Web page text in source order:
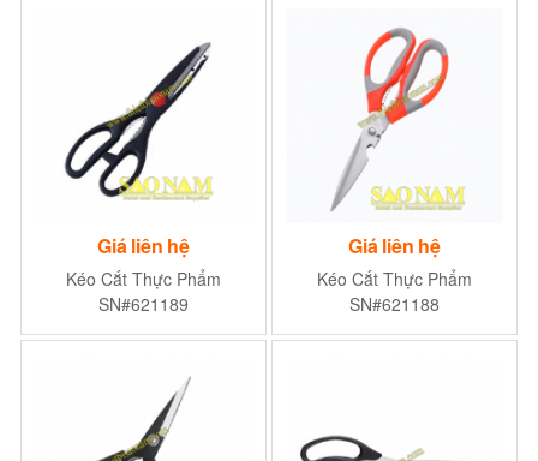
Giá liên hệ
Kéo Cắt Thực Phẩm
SN#621189
Giá liên hệ
Kéo Cắt Thực Phẩm
SN#621188